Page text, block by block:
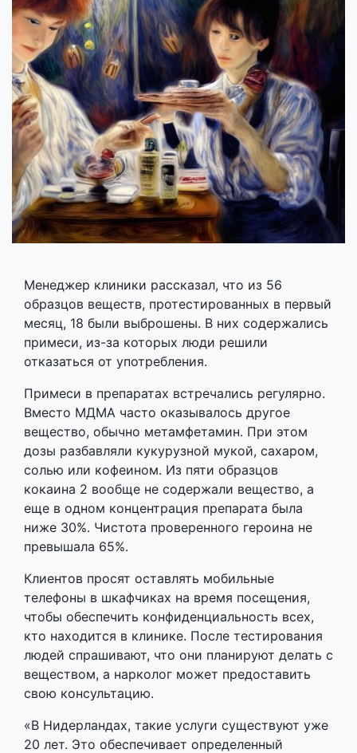
Менеджер клиники рассказал, что из 56
образцов веществ, протестированных в первый
месяц, 18 были выброшены. В них содержались
примеси, из-за которых люди решили
отказаться от употребления.
Примеси в препаратах встречались регулярно.
Вместо МДМА часто оказывалось другое
вещество, обычно метамфетамин. При этом
дозы разбавляли кукурузной мукой, сахаром,
солью или кофеином. Из пяти образцов
кокаина 2 вообще не содержали вещество, а
еще в одном концентрация препарата была
ниже 30%. Чистота проверенного героина не
превышала 65%.
Клиентов просят оставлять мобильные
телефоны в шкафчиках на время посещения,
чтобы обеспечить конфиденциальность всех,
кто находится в клинике. После тестирования
людей спрашивают, что они планируют делать с
веществом, а нарколог может предоставить
свою консультацию.
«В Нидерландах, такие услуги существуют уже
20 лет. Это обеспечивает определенный